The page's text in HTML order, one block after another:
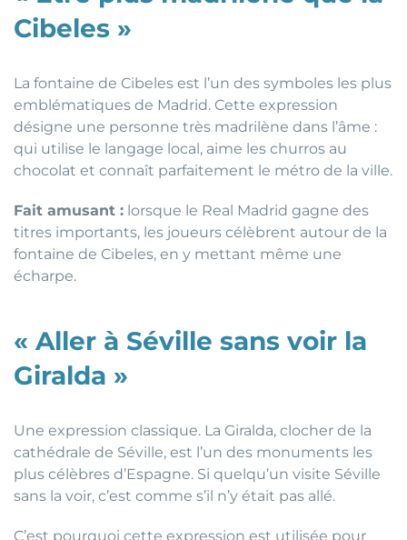
Cibeles »
La fontaine de Cibeles est l’un des symboles les plus
emblématiques de Madrid. Cette expression
désigne une personne très madrilène dans l’âme :
qui utilise le langage local, aime les churros au
chocolat et connaît parfaitement le métro de la ville.
Fait amusant : lorsque le Real Madrid gagne des
titres importants, les joueurs célèbrent autour de la
fontaine de Cibeles, en y mettant même une
écharpe.
« Aller à Séville sans voir la
Giralda »
Une expression classique. La Giralda, clocher de la
cathédrale de Séville, est l’un des monuments les
plus célèbres d’Espagne. Si quelqu’un visite Séville
sans la voir, c’est comme s’il n’y était pas allé.
C’est pourquoi cette expression est utilisée pour